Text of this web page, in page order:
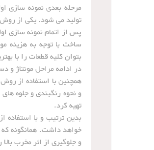
مرحله بعدی نمونه سازی
تولید می شود. یکی از روش
پس از اتمام نمونه سازی
ساخت با توجه به هزینه
بتوان کلیه قطعات را با
در ادامه مراحل مونتاژ و
همچنین با استفاده از
و نحوه رنگبندی و جلوه
تهیه کرد.
بدین ترتیب و با
خواهد داشت. همانگونه
و جلوگیری از اثر مخرب